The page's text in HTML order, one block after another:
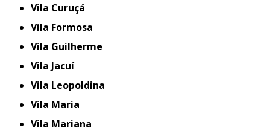
Vila Curuçá
Vila Formosa
Vila Guilherme
Vila Jacuí
Vila Leopoldina
Vila Maria
Vila Mariana